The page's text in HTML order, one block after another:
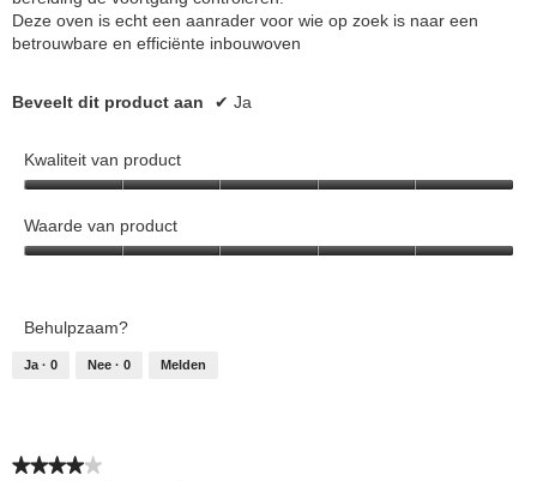
Deze oven is echt een aanrader voor wie op zoek is naar een
betrouwbare en efficiënte inbouwoven
Beveelt dit product aan ✔ Ja
Kwaliteit van product
van
product,
Waarde van product
5
van
Behulpzaam?
Ja · 0 Nee · 0 Melden
★★★★★
★★★★★